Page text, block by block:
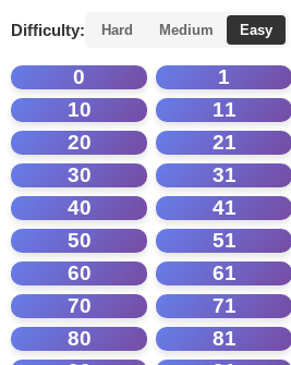
Difficulty: Hard Medium Easy
0 1
10
11
20
21
30
31
40
41
50
51
60
61
70
71
80
81